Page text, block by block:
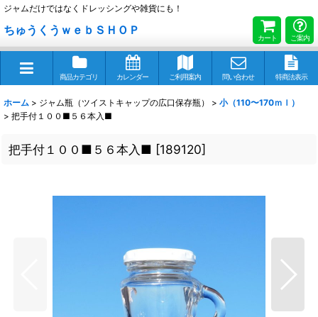
ジャムだけではなくドレッシングや雑貨にも！
ちゅうくうｗｅｂＳＨＯＰ
カート ご案内
商品カテゴリ カレンダー ご利用案内 問い合わせ 特商法表示
ホーム > ジャム瓶（ツイストキャップの広口保存瓶） > 小（110〜170ｍｌ）
> 把手付１００■５６本入■
把手付１００■５６本入■ [189120]